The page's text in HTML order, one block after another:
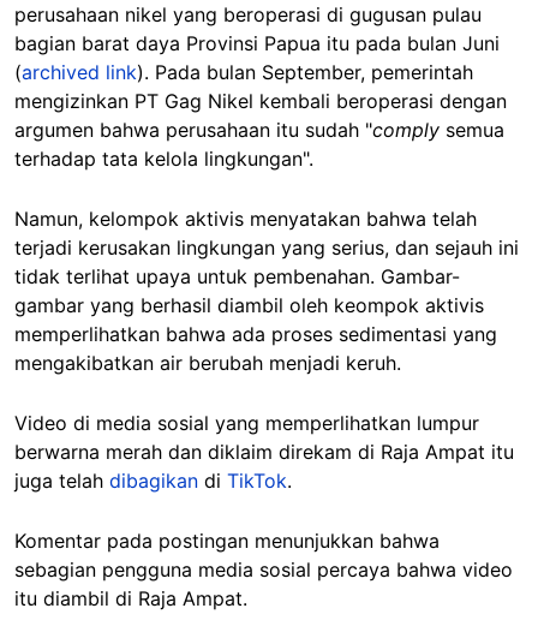
perusahaan nikel yang beroperasi di gugusan pulau
bagian barat daya Provinsi Papua itu pada bulan Juni
(archived link). Pada bulan September, pemerintah
mengizinkan PT Gag Nikel kembali beroperasi dengan
argumen bahwa perusahaan itu sudah "comply semua
terhadap tata kelola lingkungan".
Namun, kelompok aktivis menyatakan bahwa telah
terjadi kerusakan lingkungan yang serius, dan sejauh ini
tidak terlihat upaya untuk pembenahan. Gambar-
gambar yang berhasil diambil oleh keompok aktivis
memperlihatkan bahwa ada proses sedimentasi yang
mengakibatkan air berubah menjadi keruh.
Video di media sosial yang memperlihatkan lumpur
berwarna merah dan diklaim direkam di Raja Ampat itu
juga telah dibagikan di TikTok.
Komentar pada postingan menunjukkan bahwa
sebagian pengguna media sosial percaya bahwa video
itu diambil di Raja Ampat.